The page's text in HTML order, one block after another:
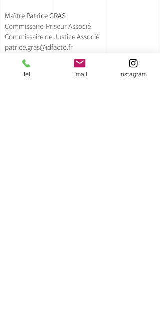
Maître Patrice GRAS
Commissaire-Priseur Associé
Commissaire de Justice Associé
patrice.gras@idfacto.fr
T.+33(0)
Tél Email Instagram